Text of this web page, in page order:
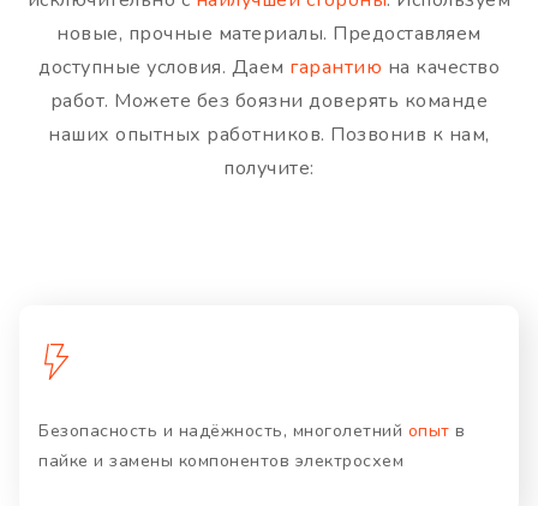
новые, прочные материалы. Предоставляем
доступные условия. Даем гарантию на качество
работ. Можете без боязни доверять команде
наших опытных работников. Позвонив к нам,
получите:
Безопасность и надёжность, многолетний опыт в
пайке и замены компонентов электросхем